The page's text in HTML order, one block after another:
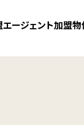
エージェント加盟物